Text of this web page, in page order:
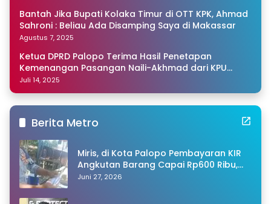
Bantah Jika Bupati Kolaka Timur di OTT KPK, Ahmad
Sahroni : Beliau Ada Disamping Saya di Makassar
Agustus 7, 2025
Ketua DPRD Palopo Terima Hasil Penetapan
Kemenangan Pasangan Naili-Akhmad dari KPU
Sulsel
Juli 14, 2025
Berita Metro
Miris, di Kota Palopo Pembayaran KIR
Angkutan Barang Capai Rp600 Ribu,
Warganet Pertanyakan Dugaan Pungli
Juni 27, 2026